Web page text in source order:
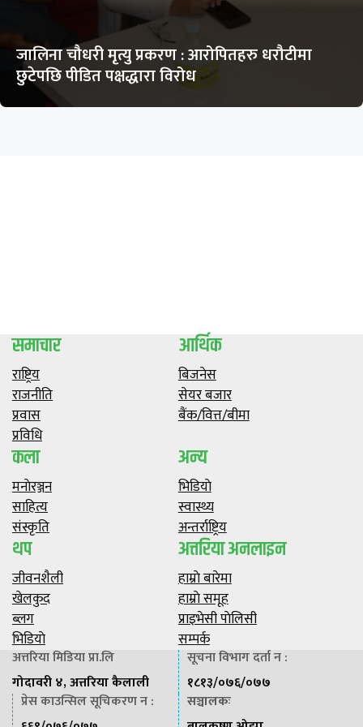
जालिना चौधरी मृत्यु प्रकरण : आरोपितहरु धरौटीमा
छुटेपछि पीडित पक्षद्धारा विरोध
समाचार
राष्ट्रिय
राजनीति
प्रवास
प्रविधि
आर्थिक
बिजनेस
सेयर बजार
बैंक/वित्त/बीमा
कला
मनाेरञ्जन
साहित्य
संस्कृति
अन्य
भिडियाे
स्वास्थ्य
अन्तर्राष्ट्रिय
थप
जीवनशैली
खेलकुद
ब्लग
भिडियाे
अत्तरिया अनलाइन
हाम्राे बारेमा
हाम्राे समूह
प्राइभेसी पाेलिसी
सम्पर्क
अत्तरिया मिडिया प्रा.लि
गोदावरी ४, अत्तरिया कैलाली
सूचना विभाग दर्ता न :
१८१३/०७६/०७७
प्रेस काउन्सिल सूचिकरण न :
सञ्चालकः